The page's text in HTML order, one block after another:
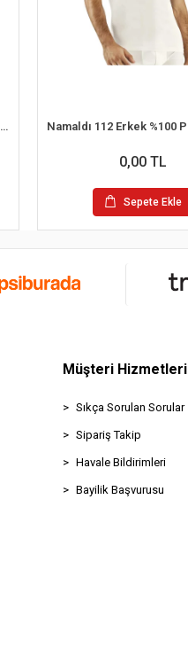
Namaldı 112 Erkek %100 Pamuk Atlet L 6'lı Paket
0,00 TL
Sepete Ekle
Müşteri Hizmetleri
Sıkça Sorulan Sorular
Sipariş Takip
Havale Bildirimleri
Bayilik Başvurusu